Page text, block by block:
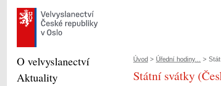
Úvod > Úřední hodiny... >
Státní svátky
O velvyslanectví
Aktuality